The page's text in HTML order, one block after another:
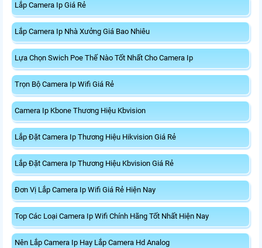
Lắp Camera Ip Giá Rẻ
Lắp Camera Ip Nhà Xưởng Giá Bao Nhiêu
Lựa Chọn Swich Poe Thế Nào Tốt Nhất Cho Camera Ip
Trọn Bộ Camera Ip Wifi Giá Rẻ
Camera Ip Kbone Thương Hiệu Kbvision
Lắp Đặt Camera Ip Thương Hiệu Hikvision Giá Rẻ
Lắp Đặt Camera Ip Thương Hiệu Kbvision Giá Rẻ
Đơn Vị Lắp Camera Ip Wifi Giá Rẻ Hiện Nay
Top Các Loại Camera Ip Wifi Chính Hãng Tốt Nhất Hiện Nay
Nên Lắp Camera Ip Hay Lắp Camera Hd Analog